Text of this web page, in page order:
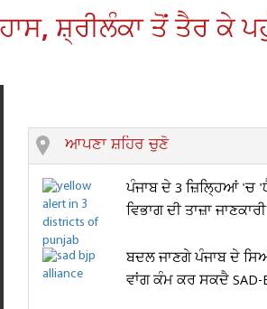
ਸ਼੍ਰੀਲੰਕਾ ਤੋਂ ਤੈਰ ਕੇ
ਆਪਣਾ ਸ਼ਹਿਰ ਚੁਣੋ
ਪੰਜਾਬ ਦੇ 3 ਜ਼ਿਲ੍ਹਿਆਂ
ਵਿਭਾਗ ਦੀ ਤਾਜ਼ਾ ਜਾਣਕਾਰੀ
ਬਦਲ ਜਾਣਗੇ ਪੰਜਾਬ ਦੇ
ਵਾਂਗ ਕੰਮ ਕਰ ਸਕਦੈ SAD-